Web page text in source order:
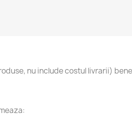
nu include costul livrarii)